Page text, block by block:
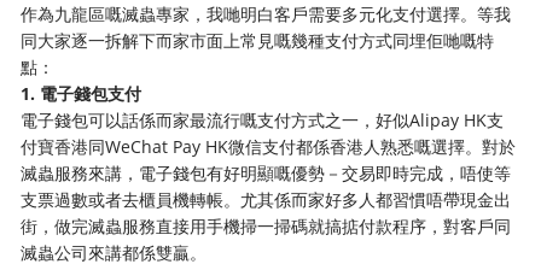
作為九龍區嘅滅蟲專家，我哋明白客戶需要多元化支付選擇。等我
同大家逐一拆解下而家市面上常見嘅幾種支付方式同埋佢哋嘅特
點：
1. 電子錢包支付
電子錢包可以話係而家最流行嘅支付方式之一，好似Alipay HK支
付寶香港同WeChat Pay HK微信支付都係香港人熟悉嘅選擇。對於
滅蟲服務來講，電子錢包有好明顯嘅優勢－交易即時完成，唔使等
支票過數或者去櫃員機轉帳。尤其係而家好多人都習慣唔帶現金出
街，做完滅蟲服務直接用手機掃一掃碼就搞掂付款程序，對客戶同
滅蟲公司來講都係雙贏。